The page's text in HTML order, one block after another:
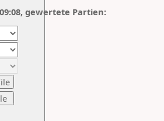
gewertete Partien: